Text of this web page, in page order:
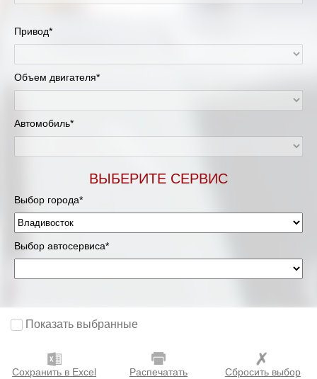
Привод*
Объем двигателя*
Автомобиль*
ВЫБЕРИТЕ СЕРВИС
Выбор города*
Выбор автосервиса*
Показать выбранные
Сохранить в Excel Распечатать Сбросить выбор